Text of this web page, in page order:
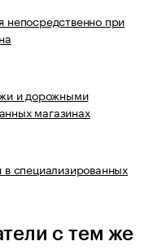
непосредственно при
и дорожными
магазинах
специализированных
с тем же